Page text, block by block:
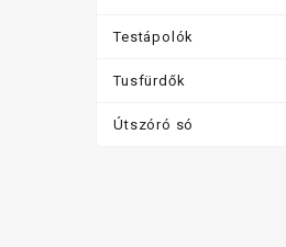
Testápolók
Tusfürdők
Útszóró só